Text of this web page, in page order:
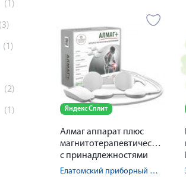
(1)
(3)
(1)
(2)
(1) Яндекс Сплит
Алмаг аппарат плюс
магнитотерапевтический
с принадлежностями
Елатомский приборный завод